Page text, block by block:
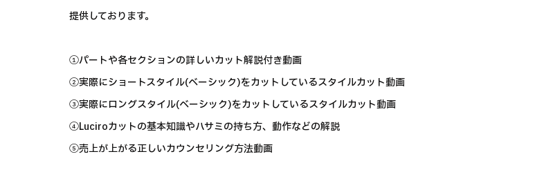
提供しております。
①パートや各セクションの詳しいカット解説付き動画
②実際にショートスタイル(ベーシック)をカットしているスタイルカット動画
③実際にロングスタイル(ベーシック)をカットしているスタイルカット動画
④Luciroカットの基本知識やハサミの持ち方、動作などの解説
⑤売上が上がる正しいカウンセリング方法動画